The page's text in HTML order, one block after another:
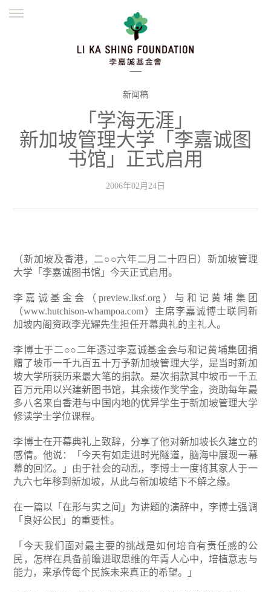
繁體
新闻稿
「学海无涯」
新加坡管理大学「李嘉诚图
书馆」正式启用
2006年02月24日
（新加坡及香港，二○○六年二月二十四日）新加坡管理
大学「李嘉诚图书馆」今天正式启用。
李嘉诚基金会（preview.lksf.org）与和记黄埔集团
（www.hutchison-whampoa.com）主席李嘉诚博士联同新
加坡内阁资政李光耀先生担任开幕典礼的主礼人。
李博士于二○○二年透过李嘉诚基金会与和记黄埔集团捐
赠了坡币一千九百五十万予新加坡管理大学，是当时新加
坡大学所获历来最大笔的捐款。是次捐款其中坡币一千五
百万元用以兴建新图书馆，其余拨作奖学金，资助每年最
多八名来自香港与中国内地的优异学生于新加坡管理大学
修读学士学位课程。
李博士在开幕典礼上致辞，分享了他对新加坡长久建立的
感情。他说：「今天有如走进时光隧道，脑海中展现一幕
幕的回忆。」由于社会的动乱，李博士一度将其家人于一
九六七年移到新加坡，从此与新加坡结下不解之缘。
在一篇以「在形与实之间」为讲题的演辞中，李博士强调
「良好公民」的重要性。
「今天我们面对最主要的挑战是如何培育有责任感的公
民，怎样在具备前瞻进取思维的年青人心中，培植意志与
能力，来承传每个民族未来真正的希望。」